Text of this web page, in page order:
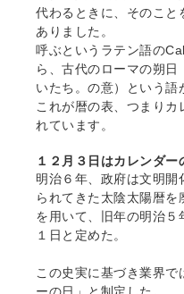
代わるときに、そのこと
ありました。
呼ぶというラテン語の
ら、古代のローマの朔
いたち。の意）という語
これが暦の表、つまり
れています。
１２月３日はカレンダー
明治６年、政府は文明
られてきた太陰太陽暦
を用いて、旧年の明治５
１日と定めた。
この史実に基づき業界